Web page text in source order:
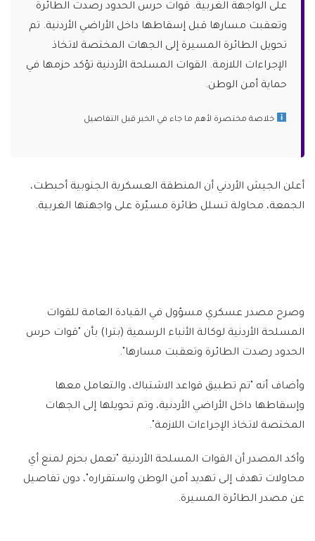
على الواجهة الغربية. قوات حرس الحدود رصدت الطائرة
وتعقبت مسارها قبل إسقاطها داخل الأراضي الأردنية. تم
تحويل الطائرة المسيرة إلى الجهات المختصة لاتخاذ
الإجراءات اللازمة. القوات المسلحة الأردنية تؤكد حزمها في
حماية أمن الوطن.
خلاصة مختصرة لأهم ما جاء في الخبر قبل التفاصيل
أعلن الجيش الأردني أن المنطقة العسكرية الجنوبية أحبطت،
الجمعة، محاولة تسلل طائرة مسيّرة على واجهتها الغربية.
وصرح مصدر عسكري مسؤول في القيادة العامة للقوات
المسلحة الأردنية لوكالة الأنباء الرسمية (بترا) بأن "قوات حرس
الحدود رصدت الطائرة وتعقبت مسارها".
وأضاف أنه "تم تطبيق قواعد الاشتباك، والتعامل معها
وإسقاطها داخل الأراضي الأردنية، وتم تحويلها إلى الجهات
المختصة لاتخاذ الإجراءات اللازمة".
وأكد المصدر أن القوات المسلحة الأردنية "تعمل بحزم لمنع أي
محاولات تهدف إلى تهديد أمن الوطن واستقراره"، دون تفاصيل
عن مصدر الطائرة المسيرة.